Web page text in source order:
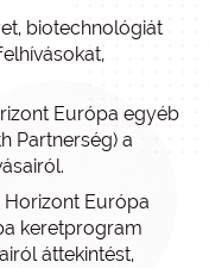
biotechnológiát
Európa egyéb
Partnerség) a
Horizont Európa
keretprogram
áttekintést,